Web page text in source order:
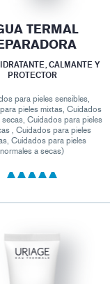
TERMAL
CALMANTE Y
PROTECTOR
para pieles sensibles,
pieles mixtas, Cuidados
secas, Cuidados para pieles
, Cuidados para pieles
Cuidados para pieles
normales a secas)